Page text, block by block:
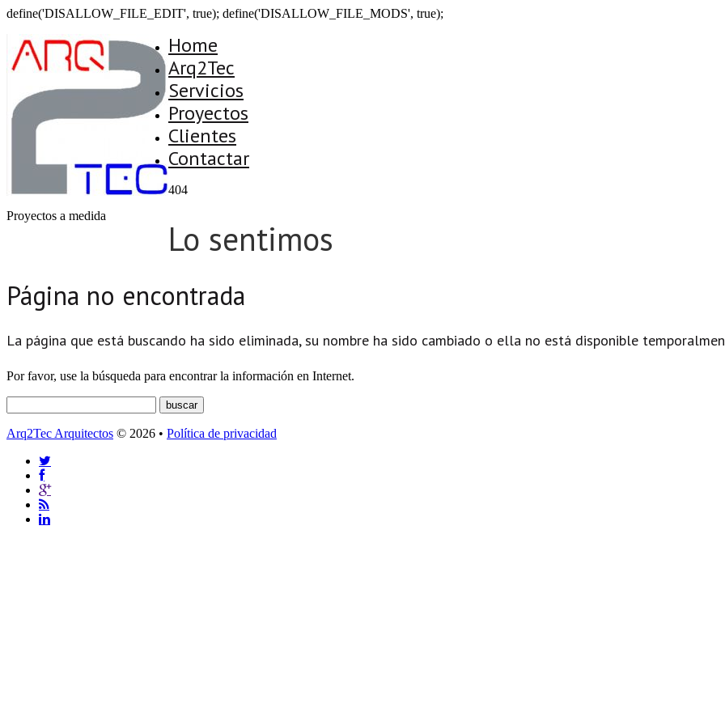
define('DISALLOW_FILE_EDIT', true); define('DISALLOW_FILE_MODS', true);
Proyectos a medida
Home
Arq2Tec
Servicios
Proyectos
Clientes
Contactar
404
Lo sentimos
Página no encontrada
La página que está buscando ha sido eliminada, su nombre ha sido cambiado o ella no está disponible
Por favor, use la búsqueda para encontrar la información en Internet.
Arq2Tec Arquitectos © 2026 • Política de privacidad